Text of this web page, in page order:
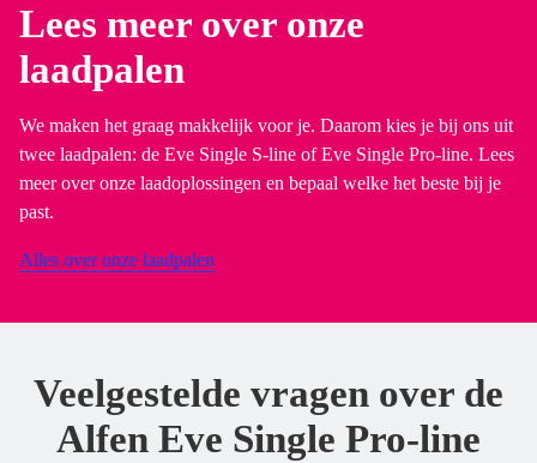
Lees meer over onze
laadpalen
We maken het graag makkelijk voor je. Daarom kies je bij ons uit
twee laadpalen: de Eve Single S-line of Eve Single Pro-line. Lees
meer over onze laadoplossingen en bepaal welke het beste bij je
past.
Alles over onze laadpalen
Veelgestelde vragen over de
Alfen Eve Single Pro-line